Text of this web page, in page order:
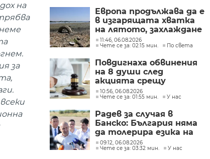
на
за
Европа продължава да е
в изгарящата хватка
на лятото, захлаждане
се очаква в края на
седмицата
11:46, 06.08.2026
Чете се за: 02:15 мин.
По света
Повдигнаха обвинения
на 8 души след
акцията срещу
производството на
фентанил
10:56, 06.08.2026
Чете се за: 01:55 мин.
У нас
Радев за случая в
Банско: България няма
да толерира езика на
омразата
09:12, 06.08.2026
Чете се за: 03:32 мин.
У нас